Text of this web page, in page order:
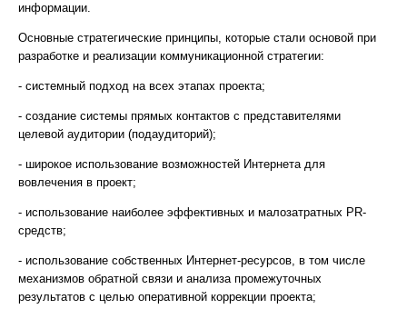
информации.
Основные стратегические принципы, которые стали основой при
разработке и реализации коммуникационной стратегии:
- системный подход на всех этапах проекта;
- создание системы прямых контактов с представителями
целевой аудитории (подаудиторий);
- широкое использование возможностей Интернета для
вовлечения в проект;
- использование наиболее эффективных и малозатратных PR-
средств;
- использование собственных Интернет-ресурсов, в том числе
механизмов обратной связи и анализа промежуточных
результатов с целью оперативной коррекции проекта;